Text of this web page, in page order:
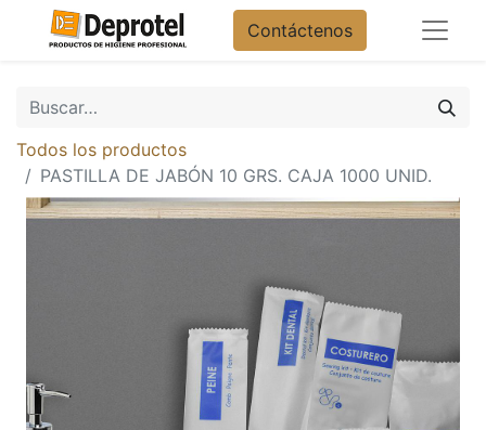
Contáctenos
Todos los productos
PASTILLA DE JABÓN 10 GRS. CAJA 1000 UNID.